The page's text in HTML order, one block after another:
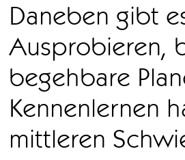
Daneben gibt
Ausprobieren,
begehbare
Kennenlernen
mittleren